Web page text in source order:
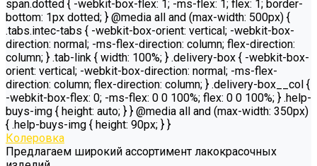
span.dotted { -webkit-box-flex: 1; -ms-flex: 1; flex: 1; border-
bottom: 1px dotted; } @media all and (max-width: 500px) {
.tabs.intec-tabs { -webkit-box-orient: vertical; -webkit-box-
direction: normal; -ms-flex-direction: column; flex-direction:
column; } .tab-link { width: 100%; } .delivery-box { -webkit-box-
orient: vertical; -webkit-box-direction: normal; -ms-flex-
direction: column; flex-direction: column; } .delivery-box__col {
-webkit-box-flex: 0; -ms-flex: 0 0 100%; flex: 0 0 100%; } .help-
buys-img { height: auto; } } @media all and (max-width: 350px)
{ .help-buys-img { height: 90px; } }
Колеровка
Предлагаем широкий ассортимент лакокрасочных